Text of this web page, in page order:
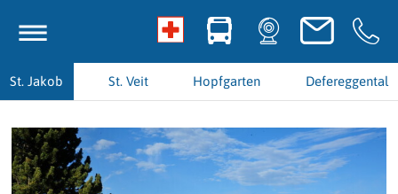
St. Jakob St. Veit Hopfgarten Defereggental